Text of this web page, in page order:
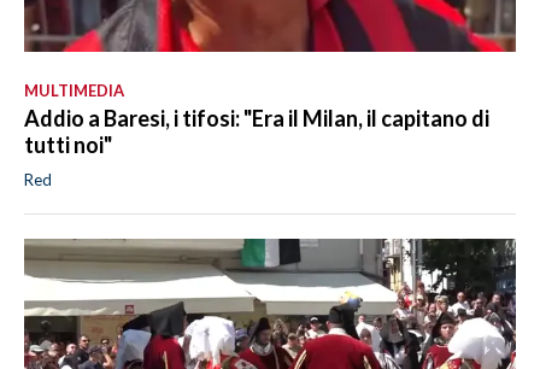
MULTIMEDIA
Addio a Baresi, i tifosi: "Era il Milan, il capitano di
tutti noi"
Red